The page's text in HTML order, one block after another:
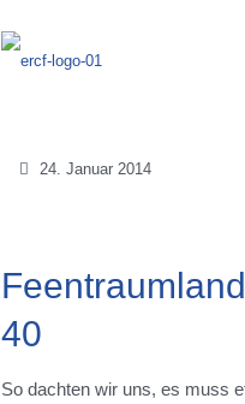
24. Januar 2014
40
So dachten wir uns, es muss